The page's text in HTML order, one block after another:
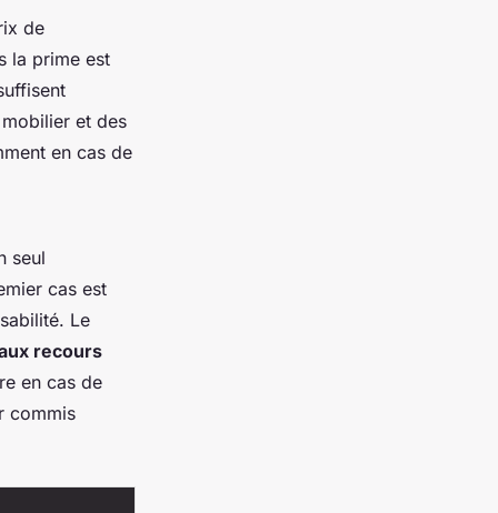
de
la prime est
et des
en cas de
seul
cas est
Le
recours
en cas de
commis